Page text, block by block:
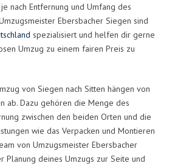
nach Entfernung und Umfang des
Ebersbacher Siegen sind
spezialisiert und helfen dir gerne
Umzug zu einem fairen Preis zu
von Siegen nach Sitten hängen von
ab. Dazu gehören die Menge des
zwischen den beiden Orten und die
wie das Verpacken und Montieren
von Umzugsmeister Ebersbacher
Planung deines Umzugs zur Seite und